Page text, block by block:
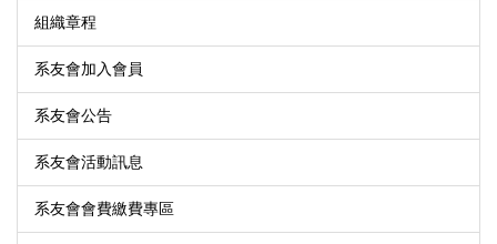
組織章程
系友會加入會員
系友會公告
系友會活動訊息
系友會會費繳費專區